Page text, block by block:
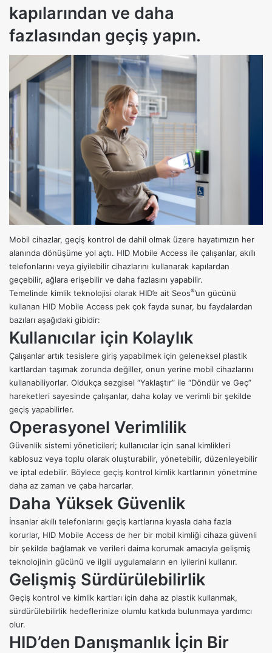
kapılarından ve daha
fazlasından geçiş yapın.
Mobil cihazlar, geçiş kontrol de dahil olmak üzere hayatımızın her
alanında dönüşüme yol açtı. HID Mobile Access ile çalışanlar, akıllı
telefonlarını veya giyilebilir cihazlarını kullanarak kapılardan
geçebilir, ağlara erişebilir ve daha fazlasını yapabilir.
Temelinde kimlik teknolojisi olarak HID’e ait Seos®’un gücünü
kullanan HID Mobile Access pek çok fayda sunar, bu faydalardan
bazıları aşağıdaki gibidir:
Kullanıcılar için Kolaylık
Çalışanlar artık tesislere giriş yapabilmek için geleneksel plastik
kartlardan taşımak zorunda değiller, onun yerine mobil cihazlarını
kullanabiliyorlar. Oldukça sezgisel “Yaklaştır” ile “Döndür ve Geç”
hareketleri sayesinde çalışanlar, daha kolay ve verimli bir şekilde
geçiş yapabilirler.
Operasyonel Verimlilik
Güvenlik sistemi yöneticileri; kullanıcılar için sanal kimlikleri
kablosuz veya toplu olarak oluşturabilir, yönetebilir, düzenleyebilir
ve iptal edebilir. Böylece geçiş kontrol kimlik kartlarının yönetmine
daha az zaman ve çaba harcarlar.
Daha Yüksek Güvenlik
İnsanlar akıllı telefonlarını geçiş kartlarına kıyasla daha fazla
korurlar, HID Mobile Access de her bir mobil kimliği cihaza güvenli
bir şekilde bağlamak ve verileri daima korumak amacıyla gelişmiş
teknolojinin gücünü ve ilgili uygulamaların en iyilerini kullanır.
Gelişmiş Sürdürülebilirlik
Geçiş kontrol ve kimlik kartları için daha az plastik kullanmak,
sürdürülebilirlik hedeflerinize olumlu katkıda bulunmaya yardımcı
olur.
HID’den Danışmanlık İçin Bir